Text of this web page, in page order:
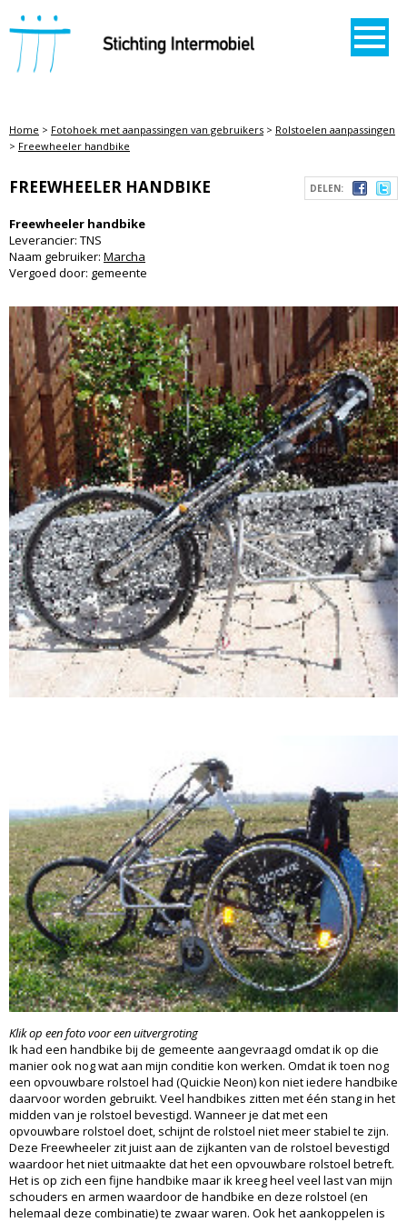
STICHTING INTERMOBIEL
Home > Fotohoek met aanpassingen van gebruikers > Rolstoelen aanpassingen
> Freewheeler handbike
DELEN:
FREEWHEELER HANDBIKE
Freewheeler handbike
Leverancier: TNS
Naam gebruiker: Marcha
Vergoed door: gemeente
Klik op een foto voor een uitvergroting
Ik had een handbike bij de gemeente aangevraagd omdat ik op die
manier ook nog wat aan mijn conditie kon werken. Omdat ik toen nog
een opvouwbare rolstoel had (Quickie Neon) kon niet iedere handbike
daarvoor worden gebruikt. Veel handbikes zitten met één stang in het
midden van je rolstoel bevestigd. Wanneer je dat met een
opvouwbare rolstoel doet, schijnt de rolstoel niet meer stabiel te zijn.
Deze Freewheeler zit juist aan de zijkanten van de rolstoel bevestigd
waardoor het niet uitmaakte dat het een opvouwbare rolstoel betreft.
Het is op zich een fijne handbike maar ik kreeg heel veel last van mijn
schouders en armen waardoor de handbike en deze rolstoel (en
helemaal deze combinatie) te zwaar waren. Ook het aankoppelen is